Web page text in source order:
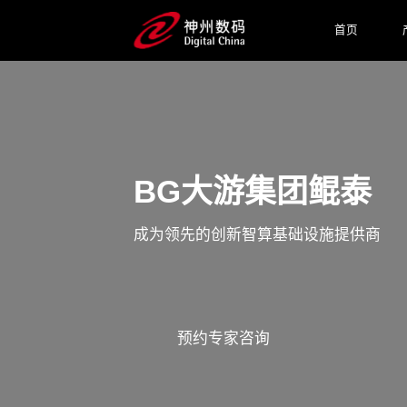
首页
BG大游集团鲲泰
成为领先的创新智算基础设施提供商
预约专家咨询